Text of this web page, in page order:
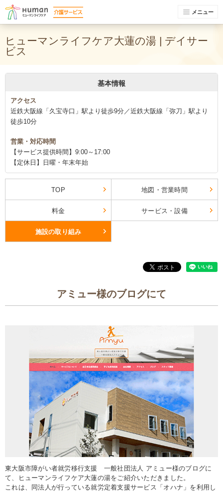
メニュー
ヒューマンライフケア大蓮の湯 | デイサー
ビス
基本情報
アクセス
近鉄大阪線「久宝寺口」駅より徒歩9分／近鉄大阪線「弥刀」駅より
徒歩10分
営業・対応時間
【サービス提供時間】9:00～17:00
【定休日】日曜・年末年始
TOP 地図・営業時間
料金 サービス・設備
施設の取り組み
アミュー様のブログにて
東大阪市障がい者就労移行支援 一般社団法人 アミュー様のブログに
て、ヒューマンライフケア大蓮の湯をご紹介いただきました。
これは、同法人が行っている就労定着支援サービス「オハナ」を利用し